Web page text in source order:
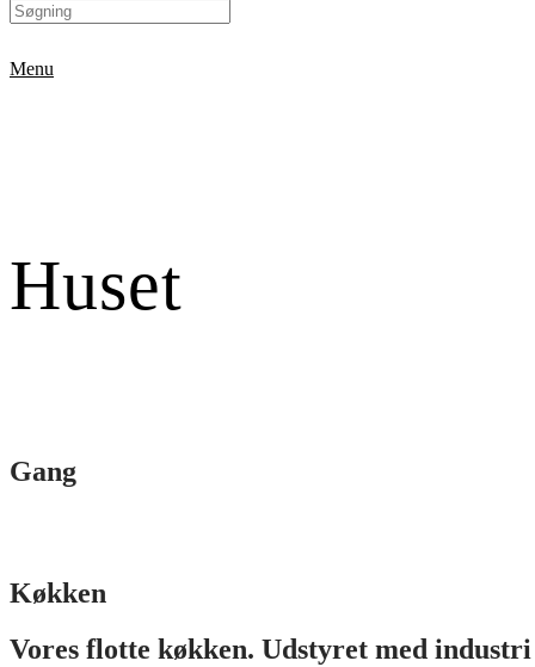
Menu
Huset
Gang
Køkken
Vores flotte køkken. Udstyret med